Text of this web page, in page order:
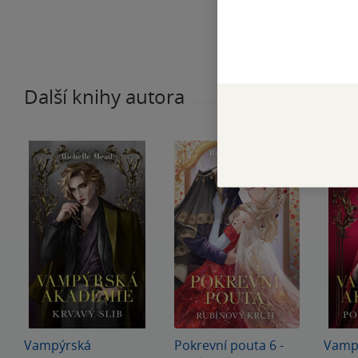
Další knihy autora
Vampýrská
Pokrevní pouta 6 -